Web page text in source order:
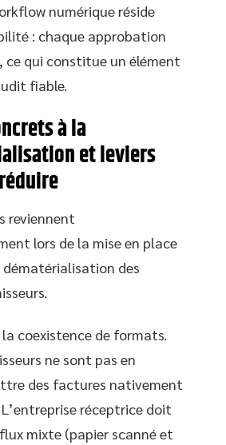
numérique réside
: chaque approbation
ce qui constitue un élément
fiable.
à la
et leviers
reviennent
lors de la mise en place
dématérialisation des
coexistence de formats.
ne sont pas en
des factures nativement
réceptrice doit
mixte (papier scanné et